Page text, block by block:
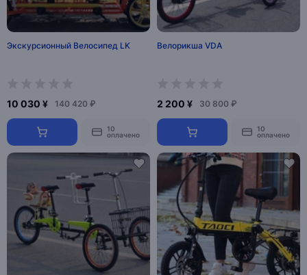
Экскурсионный Велосипед LK
10 030 ¥ 140 420 ₽
10
оплачено
Велорикша VDA
2 200 ¥ 30 800 ₽
10
оплачено